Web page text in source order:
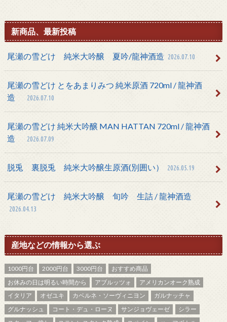
新商品、最新投稿
尾瀬の雪どけ 純米大吟醸 夏吟/龍神酒造 2026.07.10
尾瀬の雪どけ とをあまりみつ 純米原酒 720ml / 龍神酒
造
2026.07.10
尾瀬の雪どけ 純米大吟醸 MAN HATTAN 720ml / 龍神酒
造
2026.07.09
脱兎 裏脱兎 純米大吟醸生原酒(別囲い） 2026.05.19
尾瀬の雪どけ 純米大吟醸 旬吟 生詰 / 龍神酒造
2026.04.13
産地などの情報から選ぶ
1000円台 2000円台 3000円台
おすすめ商品
お休みの日は明るい時間から
アブルッツォ
アメリカンオーク熟成
イタリア
オゼユキ カベルネ・ソーヴィニヨン
ガルナッチャ
グルナッシュ
コート・デュ・ローヌ サンジョヴェーゼ
シラー